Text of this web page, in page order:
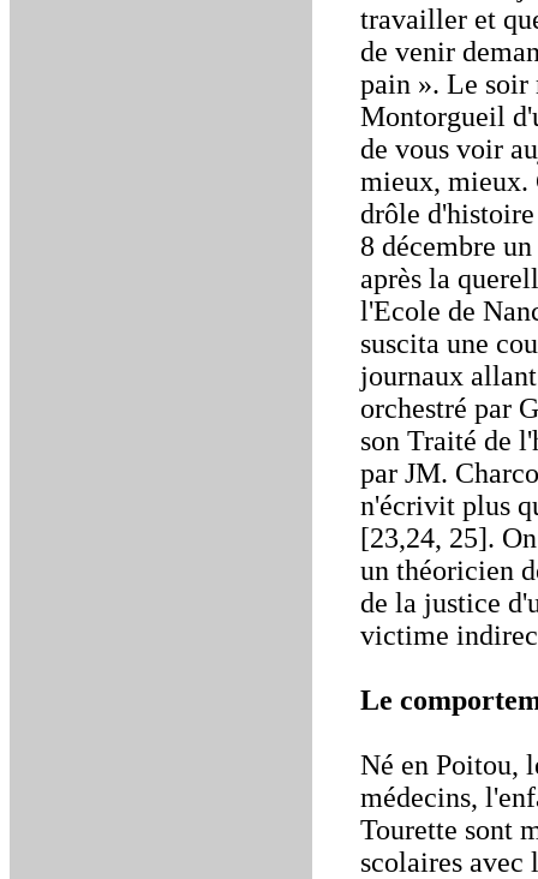
travailler et
de venir
pain ». Le soir
Montorgueil
de vous voir
mieux, mieux.
drôle
8 décembre
après la
l'Ecole de
suscita une
journaux
orchestré par
son Traité de
par JM.
n'écrivit plus
[23,24, 25].
un théoricien
de la justice
victime
Le
Né en Poitou,
médecins,
Tourette sont
scolaires avec